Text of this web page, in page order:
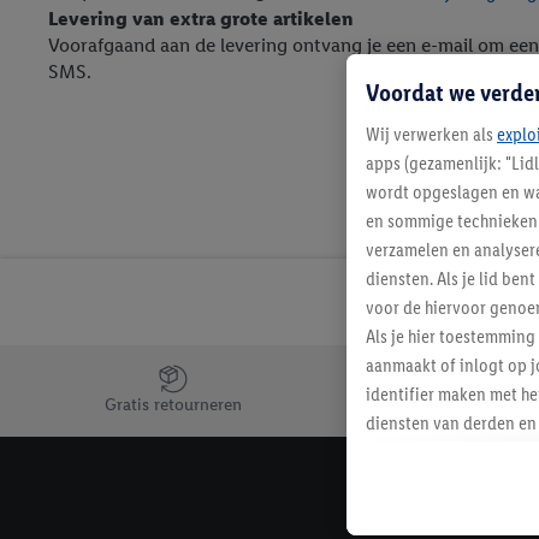
Levering van extra grote artikelen
Voorafgaand aan de levering ontvang je een e-mail om
SMS.
Jouw voordelen bij ons als Lidl webshop klant
Gratis retourneren
Voordat we
Wij verwerken als
apps (gezamenlijk:
wordt opgeslagen en
en sommige
verzamelen en
diensten. Als je lid
voor de hiervoor
Als je hier
aanmaakt of inlogt op
identifier maken met
diensten van derden